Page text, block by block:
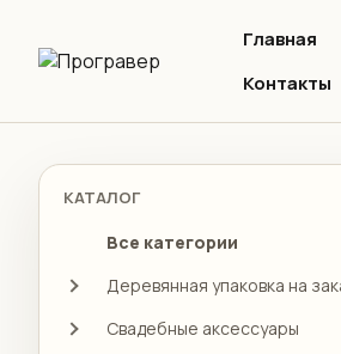
Главная
Контакты
КАТАЛОГ
Все категории
Деревянная упаковка на
Свадебные аксессуары